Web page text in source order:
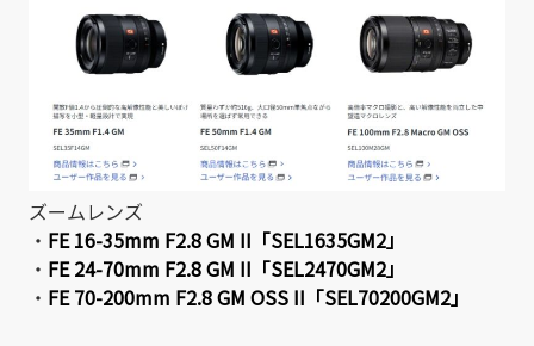
ズームレンズ
・ FE 16-35mm F2.8 GM II「SEL1635GM2」
・ FE 24-70mm F2.8 GM II「SEL2470GM2」
・ FE 70-200mm F2.8 GM OSS II「SEL70200GM2」